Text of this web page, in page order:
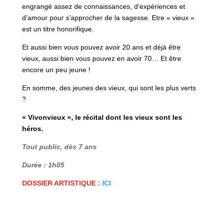
engrangé assez de connaissances, d’expériences et
d’amour pour s’approcher de la sagesse. Etre « vieux »
est un titre honorifique.
Et aussi bien vous pouvez avoir 20 ans et déjà être
vieux, aussi bien vous pouvez en avoir 70… Et être
encore un peu jeune !
En somme, des jeunes des vieux, qui sont les plus verts
?
« Vivonvieux », le récital dont les vieux sont les
héros.
Tout public, dès 7 ans
Durée : 1h05
DOSSIER ARTISTIQUE : ICI